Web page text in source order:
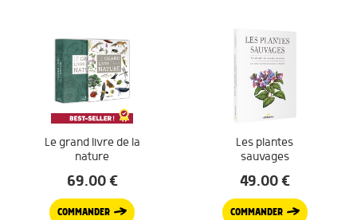
Le grand livre de la
nature
69.00€
COMMANDER
Les plantes
sauvages
49.00€
COMMANDER